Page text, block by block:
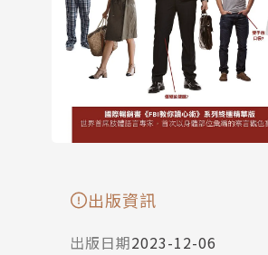
出版資訊
出版日期2023-12-06